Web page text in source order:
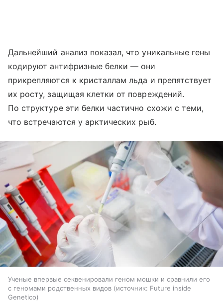
Дальнейший анализ показал, что уникальные гены
кодируют антифризные белки — они
прикрепляются к кристаллам льда и препятствует
их росту, защищая клетки от повреждений.
По структуре эти белки частично схожи с теми,
что встречаются у арктических рыб.
Ученые впервые секвенировали геном мошки и сравнили его
с геномами родственных видов
источник: Future inside
Genetico